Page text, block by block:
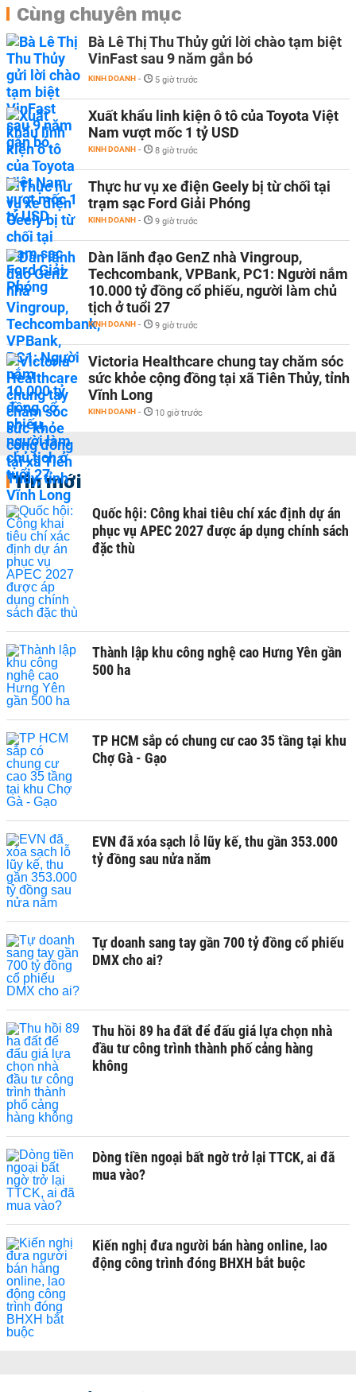
Cùng chuyên mục
Bà Lê Thị Thu Thủy gửi lời chào tạm biệt
VinFast sau 9 năm gắn bó
KINH DOANH - 5 giờ trước
Xuất khẩu linh kiện ô tô của Toyota Việt
Nam vượt mốc 1 tỷ USD
KINH DOANH - 8 giờ trước
Thực hư vụ xe điện Geely bị từ chối tại
trạm sạc Ford Giải Phóng
KINH DOANH - 9 giờ trước
Dàn lãnh đạo GenZ nhà Vingroup,
Techcombank, VPBank, PC1: Người nắm
10.000 tỷ đồng cổ phiếu, người làm chủ
tịch ở tuổi 27
KINH DOANH - 9 giờ trước
Victoria Healthcare chung tay chăm sóc
sức khỏe cộng đồng tại xã Tiên Thủy, tỉnh
Vĩnh Long
KINH DOANH - 10 giờ trước
Tin mới
Quốc hội: Công khai tiêu chí xác định dự án
phục vụ APEC 2027 được áp dụng chính sách
đặc thù
Thành lập khu công nghệ cao Hưng Yên gần
500 ha
TP HCM sắp có chung cư cao 35 tầng tại khu
Chợ Gà - Gạo
EVN đã xóa sạch lỗ lũy kế, thu gần 353.000
tỷ đồng sau nửa năm
Tự doanh sang tay gần 700 tỷ đồng cổ phiếu
DMX cho ai?
Thu hồi 89 ha đất để đấu giá lựa chọn nhà
đầu tư công trình thành phố cảng hàng
không
Dòng tiền ngoại bất ngờ trở lại TTCK, ai đã
mua vào?
Kiến nghị đưa người bán hàng online, lao
động công trình đóng BHXH bắt buộc